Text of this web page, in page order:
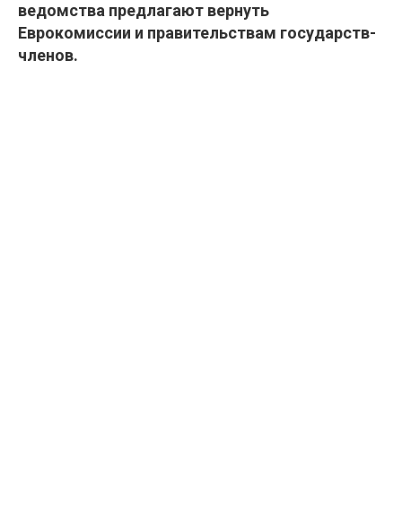
ведомства предлагают вернуть
Еврокомиссии и правительствам государств-
членов.